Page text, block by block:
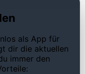
als App für
dir die aktuellen
immer den